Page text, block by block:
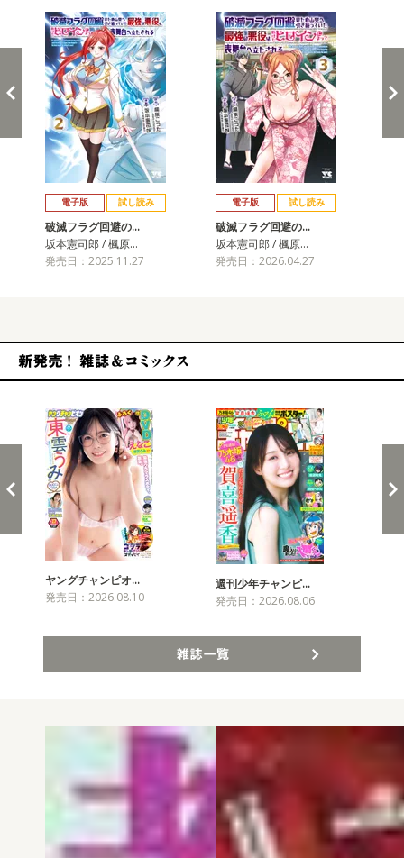
電子版 試し読み
破滅フラグ回避の…
坂本憲司郎 / 楓原…
発売日：2025.11.27
電子版 試し読み
破滅フラグ回避の…
坂本憲司郎 / 楓原…
発売日：2026.04.27
ヤングチャンピオ…
発売日：2026.08.10
週刊少年チャンピ…
発売日：2026.08.06